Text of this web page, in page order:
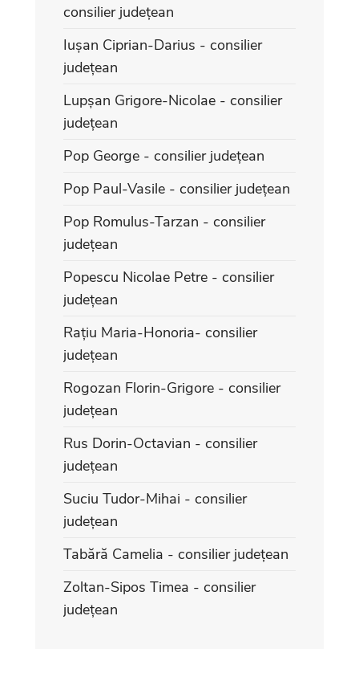
consilier județean
Iușan Ciprian-Darius - consilier
județean
Lupșan Grigore-Nicolae - consilier
județean
Pop George - consilier județean
Pop Paul-Vasile - consilier județean
Pop Romulus-Tarzan - consilier
județean
Popescu Nicolae Petre - consilier
județean
Rațiu Maria-Honoria- consilier
județean
Rogozan Florin-Grigore - consilier
județean
Rus Dorin-Octavian - consilier
județean
Suciu Tudor-Mihai - consilier
județean
Tabără Camelia - consilier județean
Zoltan-Sipos Timea - consilier
județean